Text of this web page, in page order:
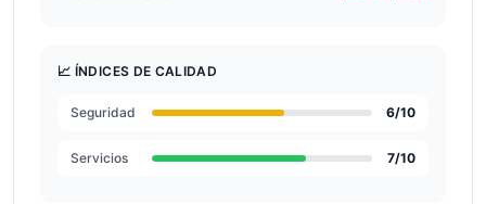
📈 ÍNDICES DE CALIDAD
Seguridad 6/10
Servicios 7/10